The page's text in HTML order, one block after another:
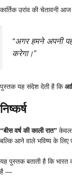
कार्तिक उरांव की चेतावनी
“अगर हमने अपनी
करेगा।”
पुस्तक यह संदेश देती है कि
निष्कर्ष
“बीस वर्ष की काली रात” केवल
बल्कि आने वाले भविष्य के लिए
यह पुस्तक बताती है कि भारत
है —